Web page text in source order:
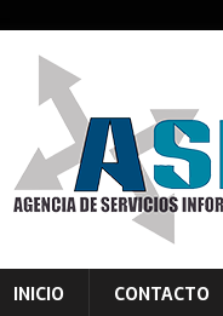
INICIO CONTACTO